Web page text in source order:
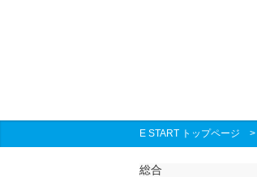
E START トップページ >
総合